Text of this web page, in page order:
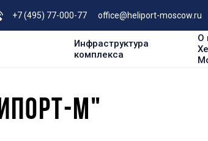
+7 (495) 77-000-77 office@heliport-moscow.ru
Инфраструктура
комплекса
О
М"